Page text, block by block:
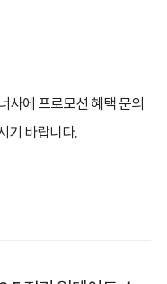
사에 프로모션 혜택 문의
기 바랍니다.